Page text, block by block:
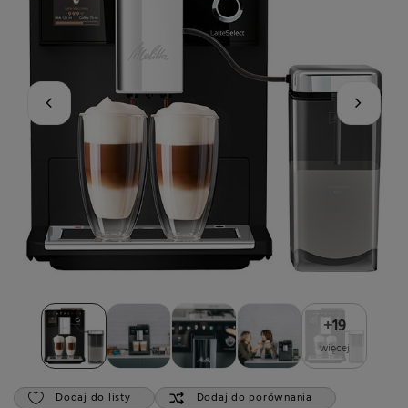
+19
więcej
Dodaj do listy Dodaj do porównania